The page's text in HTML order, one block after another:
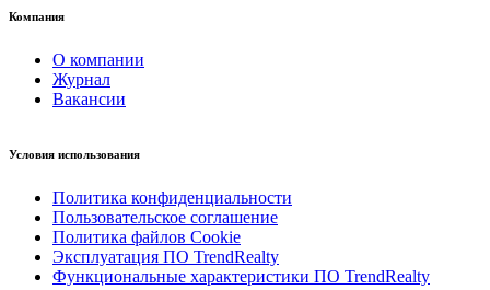
Компания
О компании
Журнал
Вакансии
Условия использования
Политика конфиденциальности
Пользовательское соглашение
Политика файлов Cookie
Эксплуатация ПО TrendRealty
Функциональные характеристики ПО TrendRealty